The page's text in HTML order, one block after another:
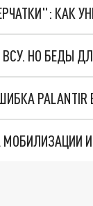
КАК
НО БЕДЫ